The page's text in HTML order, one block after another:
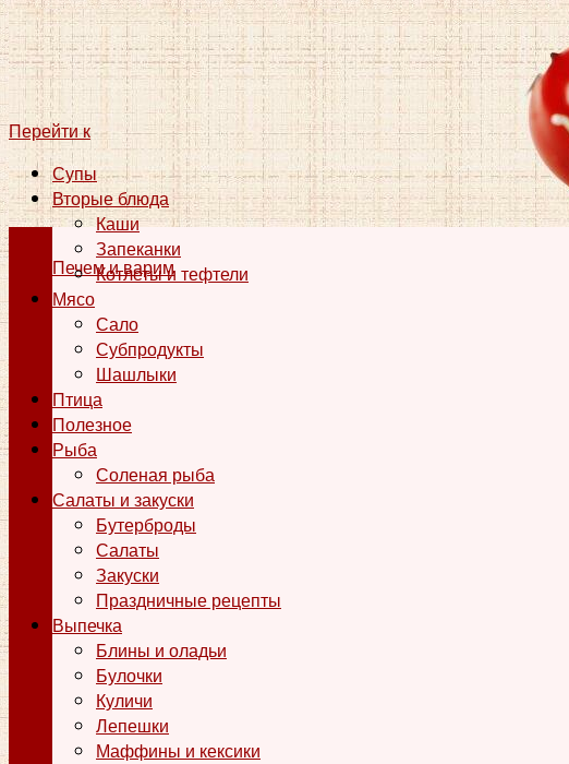
Печем и варим
Перейти к
Супы
Вторые блюда
Каши
Запеканки
Котлеты и тефтели
Мясо
Сало
Субпродукты
Шашлыки
Птица
Полезное
Рыба
Соленая рыба
Салаты и закуски
Бутерброды
Салаты
Закуски
Праздничные рецепты
Выпечка
Блины и оладьи
Булочки
Куличи
Лепешки
Маффины и кексики